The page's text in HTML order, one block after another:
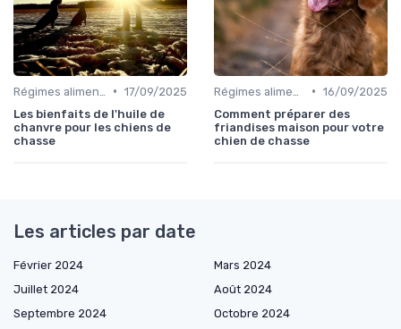
• 17/09/2025
Les bienfaits de l'huile de
chanvre pour les chiens de
chasse
• 16/09/2025
Comment préparer des
friandises maison pour votre
chien de chasse
Les articles par date
Février 2024
Mars 2024
Juillet 2024
Août 2024
Septembre 2024
Octobre 2024